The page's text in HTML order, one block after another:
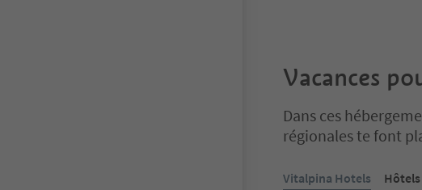
Vacances
Dans ces
régionales te font
Vous êtes sur un
Vitalpina Hotels